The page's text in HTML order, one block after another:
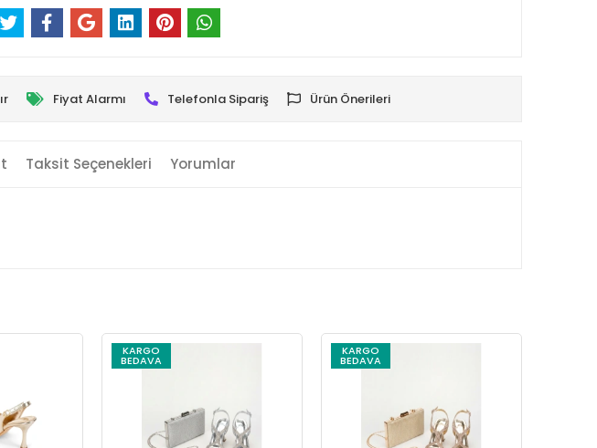
Fiyat Alarmı Telefonla Sipariş Ürün Önerileri
Taksit Seçenekleri Yorumlar
KARGO
BEDAVA
KARGO
BEDAVA